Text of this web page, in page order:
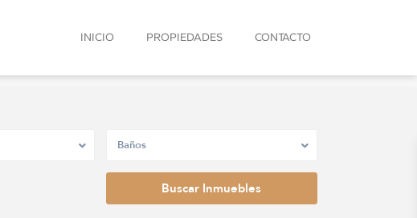
INICIO PROPIEDADES CONTACTO
Baños